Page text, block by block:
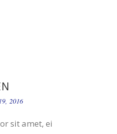
2016
sit amet, ei